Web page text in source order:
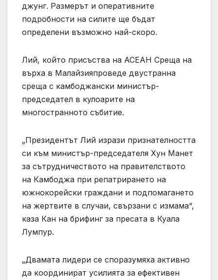
джунг. Размерът и оперативните
подробности на силите ще бъдат
определени възможно най-скоро.
Лий, който присъства на АСЕАН Среща на
върха в Малайзияпроведе двустранна
среща с камбоджански министър-
председател в кулоарите на
многостранното събитие.
„Президентът Лий изрази признателността
си към министър-председателя Хун Манет
за сътрудничеството на правителството
на Камбоджа при репатрирането на
южнокорейски граждани и подпомагането
на жертвите в случаи, свързани с измама“,
каза Кан на брифинг за пресата в Куала
Лумпур.
„Двамата лидери се споразумяха активно
да координират усилията за ефективен